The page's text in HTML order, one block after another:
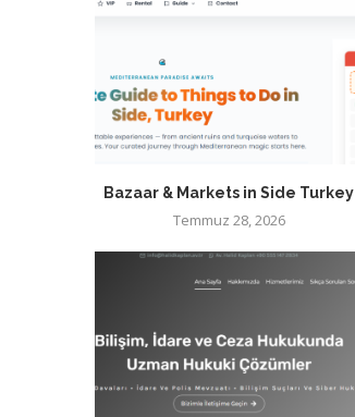
Bazaar & Markets in Side Turkey
Temmuz 28, 2026